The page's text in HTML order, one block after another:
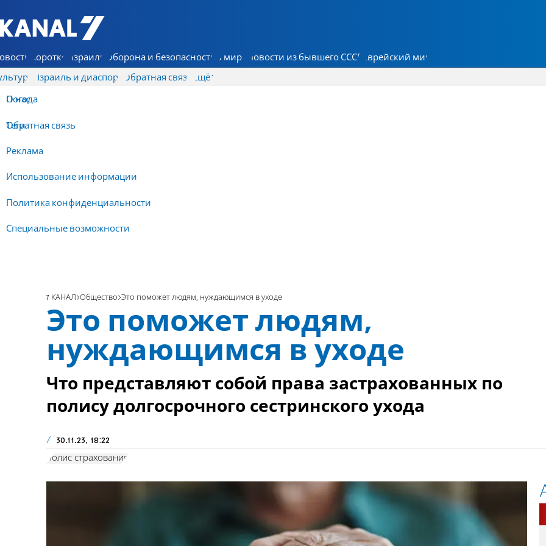
7 КАНАЛ - Аруц Шева
Коротко Израиль Оборона и безопасность В мире Новости из бывшего СССР Еврейский мир
Израиль и диаспора Обратная связь
О нас
Обратная связь
Реклама
Использование информации
Политика конфиденциальности
Специальные возможности
Ещё
Погода
Теги
7 КАНАЛ Общество Это поможет людям, нуждающимся в уходе
Это поможет людям,
нуждающимся в уходе
Что представляют собой права застрахованных по
полису долгосрочного сестринского ухода
30.11.23, 18:22
полис страхования